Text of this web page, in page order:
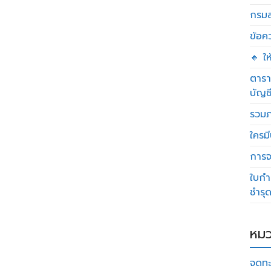
กรม
ข้อค
🔸
ตาร
บัญ
รวม
ใคร
การ
ใบก
ชำรุ
หม
จดท